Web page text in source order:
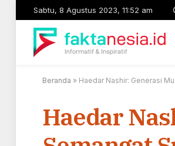
Sabtu, 8 Agustus 2023, 11:52 am
Beranda » Haedar Nashir: Generasi
Haedar